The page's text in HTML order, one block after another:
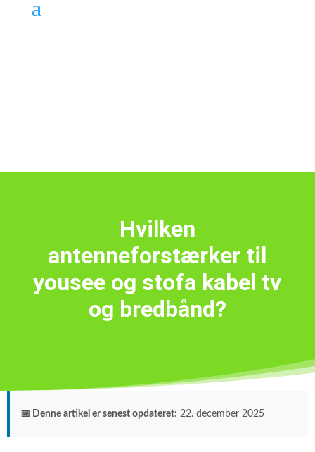
Hvilken
antenneforstærker til
yousee og stofa kabel tv
og bredbånd?
📅 Denne artikel er senest opdateret: 22. december 2025